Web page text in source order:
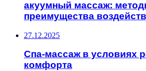
акуумный массаж:
преимущества
27.12.2025
Спа-массаж в условиях
комфорта